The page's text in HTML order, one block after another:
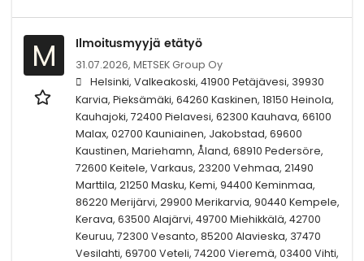
M Ilmoitusmyyjä etätyö
31.07.2026, METSEK Group Oy
Helsinki, Valkeakoski, 41900 Petäjävesi, 39930
Karvia, Pieksämäki, 64260 Kaskinen, 18150 Heinola,
Kauhajoki, 72400 Pielavesi, 62300 Kauhava, 66100
Malax, 02700 Kauniainen, Jakobstad, 69600
Kaustinen, Mariehamn, Åland, 68910 Pedersöre,
72600 Keitele, Varkaus, 23200 Vehmaa, 21490
Marttila, 21250 Masku, Kemi, 94400 Keminmaa,
86220 Merijärvi, 29900 Merikarvia, 90440 Kempele,
Kerava, 63500 Alajärvi, 49700 Miehikkälä, 42700
Keuruu, 72300 Vesanto, 85200 Alavieska, 37470
Vesilahti, 69700 Veteli, 74200 Vieremä, 03400 Vihti,